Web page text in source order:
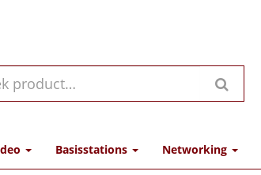
Basisstations Networking